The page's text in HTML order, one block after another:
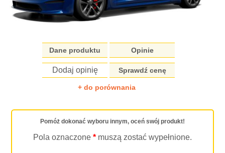
Dane produktu Opinie
Dodaj opinię Sprawdź cenę
+ do porównania
Pomóż dokonać wyboru innym, oceń swój produkt!
Pola oznaczone * muszą zostać wypełnione.